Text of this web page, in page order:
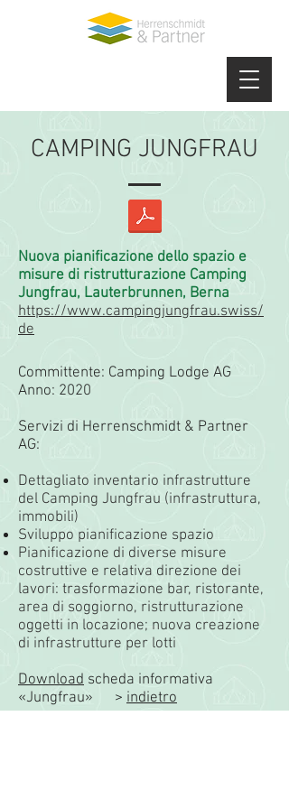
CAMPING JUNGFRAU
Nuova pianificazione dello spazio e
misure di ristrutturazione Camping
Jungfrau, Lauterbrunnen, Berna
https://www.campingjungfrau.swiss/
de
Committente: Camping Lodge AG
Anno: 2020
Servizi di Herrenschmidt & Partner
AG:
Dettagliato inventario infrastrutture
del Camping Jungfrau (infrastruttura,
immobili)
Sviluppo pianificazione spazio
Pianificazione di diverse misure
costruttive e relativa direzione dei
lavori: trasformazione bar, ristorante,
area di soggiorno, ristrutturazione
oggetti in locazione; nuova creazione
di infrastrutture per lotti
Download scheda informativa
«Jungfrau»
> indietro